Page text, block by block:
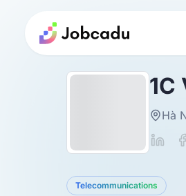
1C
Hà
Telecommunications